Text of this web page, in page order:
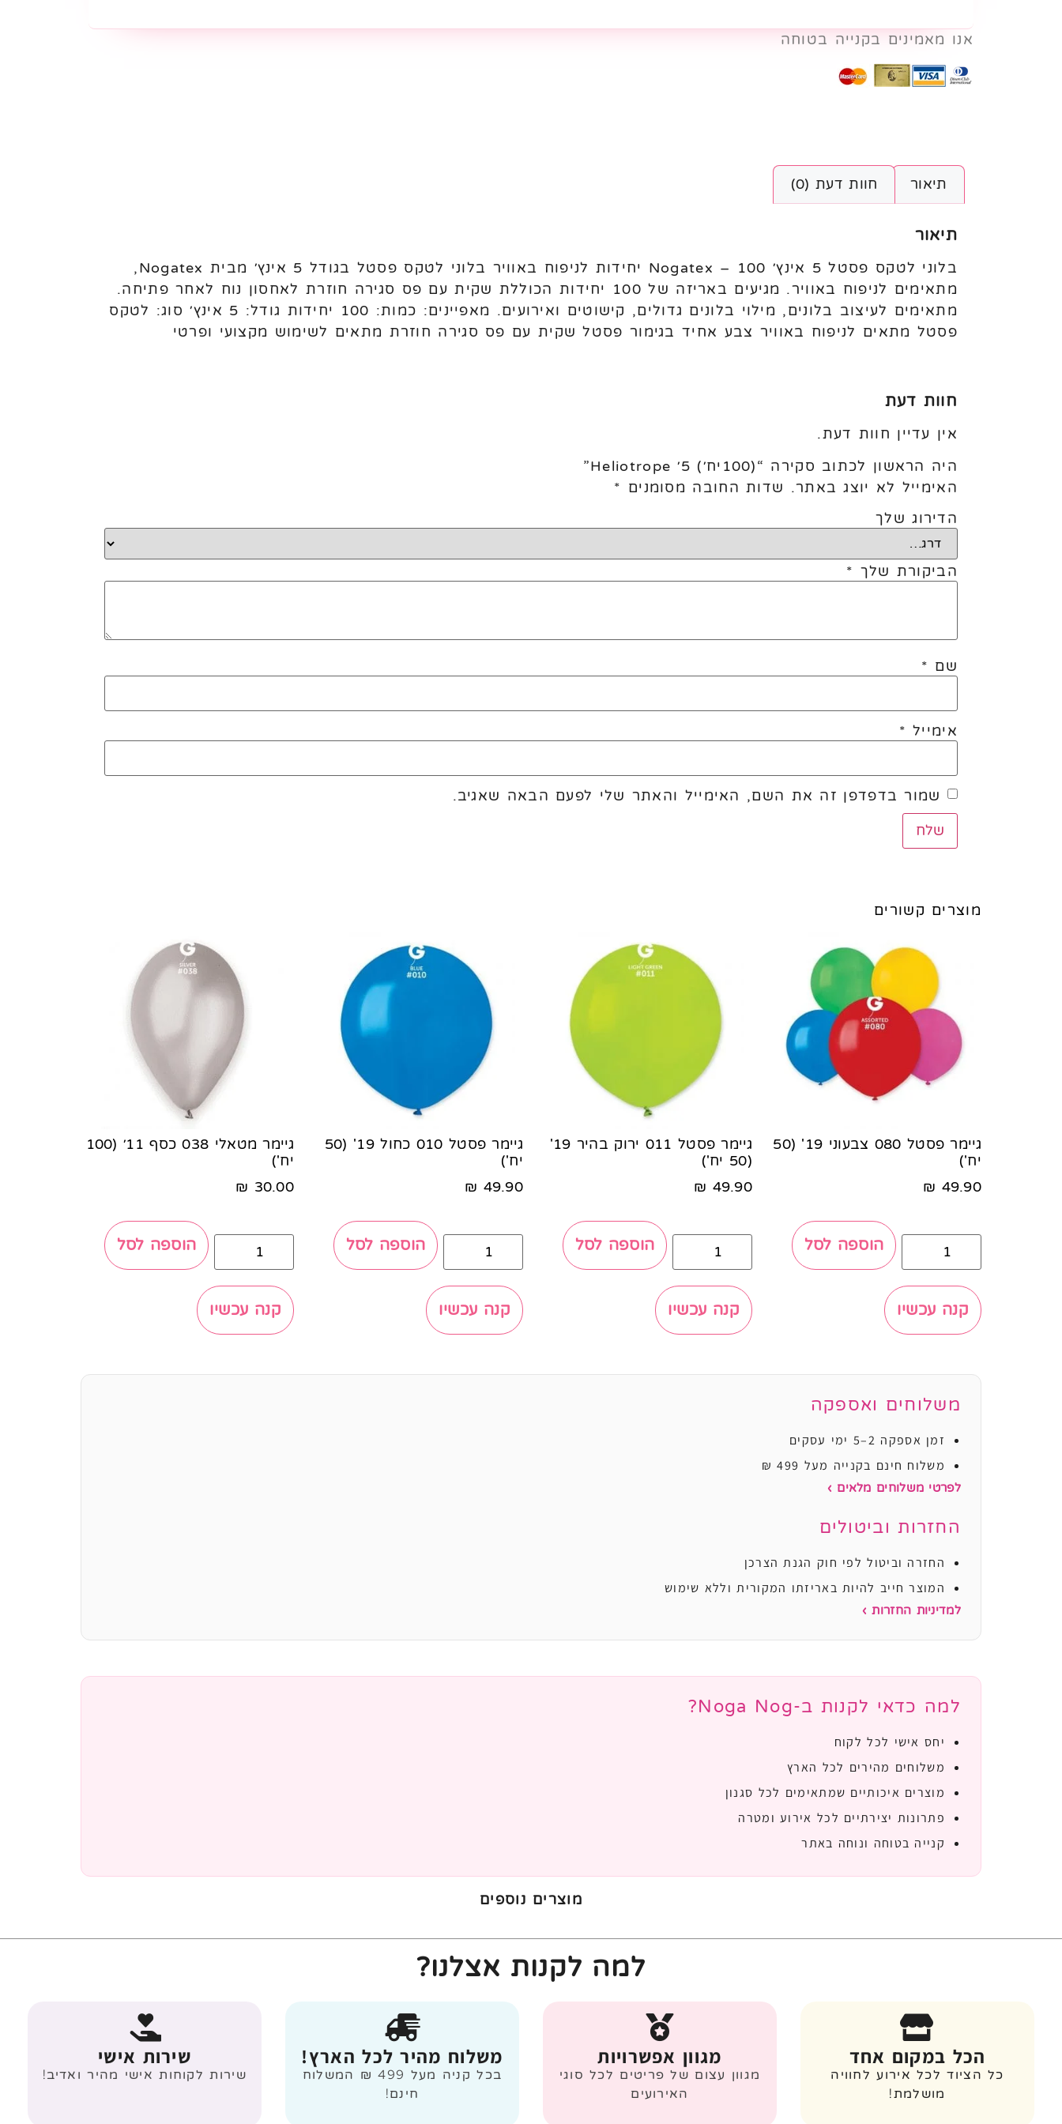
אנו מאמינים בקנייה בטוחה
תיאור חוות דעת (0)
תיאור
בלוני לטקס פסטל 5 אינץ׳ Nogatex – 100 יחידות לניפוח באוויר בלוני לטקס פסטל בגודל 5 אינץ׳ מבית Nogatex,
מתאימים לניפוח באוויר. מגיעים באריזה של 100 יחידות הכוללת שקית עם פס סגירה חוזרת לאחסון נוח לאחר פתיחה.
מתאימים לעיצוב בלונים, מילוי בלונים גדולים, קישוטים ואירועים. מאפיינים: כמות: 100 יחידות גודל: 5 אינץ׳ סוג: לטקס
פסטל מתאים לניפוח באוויר צבע אחיד בגימור פסטל שקית עם פס סגירה חוזרת מתאים לשימוש מקצועי ופרטי
חוות דעת
אין עדיין חוות דעת.
היה הראשון לכתוב סקירה “(100יח׳) 5׳ Heliotrope”
האימייל לא יוצג באתר. שדות החובה מסומנים *
הדירוג שלך
הביקורת שלך *
שם *
אימייל *
שמור בדפדפן זה את השם, האימייל והאתר שלי לפעם הבאה שאגיב.
מוצרים קשורים
גיימר פסטל 080 צבעוני 19' (50
יח')
49.90
₪
הוספה לסל
קנה עכשיו
גיימר פסטל 011 ירוק בהיר 19'
(50 יח')
49.90
₪
הוספה לסל
קנה עכשיו
גיימר פסטל 010 כחול 19' (50
יח')
49.90
₪
הוספה לסל
קנה עכשיו
גיימר מטאלי 038 כסף 11׳ (100
יח')
30.00
₪
הוספה לסל
קנה עכשיו
משלוחים ואספקה
זמן אספקה 2–5 ימי עסקים
משלוח חינם בקנייה מעל 499 ₪
לפרטי משלוחים מלאים ›
החזרות וביטולים
החזרה וביטול לפי חוק הגנת הצרכן
המוצר חייב להיות באריזתו המקורית וללא שימוש
למדיניות החזרות ›
למה כדאי לקנות ב-Noga Nog?
יחס אישי לכל לקוח
משלוחים מהירים לכל הארץ
מוצרים איכותיים שמתאימים לכל סגנון
פתרונות יצירתיים לכל אירוע ומטרה
קנייה בטוחה ונוחה באתר
מוצרים נוספים
למה לקנות אצלנו?
הכל במקום אחד
כל הציוד לכל אירוע לחוויה
מושלמת!
מגוון אפשרויות
מגוון עצום של פריטים לכל סוגי
האירועים
משלוח מהיר לכל הארץ!
בכל קניה מעל 499 ₪ המשלוח
חינם!
שירות אישי
שירות לקוחות אישי מהיר ואדיב!